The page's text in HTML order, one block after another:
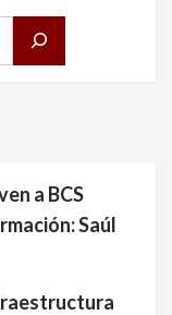
a BCS
Saúl